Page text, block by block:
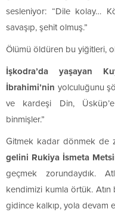
sesleniyor: “Dile kolay…
savaşıp, şehit olmuş.”
Ölümü öldüren bu yiğitleri,
İşkodra’da yaşayan
İbrahimi’nin yolculuğunu
ve kardeşi Din,
binmişler.”
Gitmek kadar dönmek de
gelini Rukiya İsmeta
geçmek zorundaydık.
kendimizi kumla örtük. Atın
gidince kalkıp, yola devam